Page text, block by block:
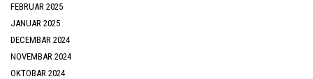
FEBRUAR 2025
JANUAR 2025
DECEMBAR 2024
NOVEMBAR 2024
OKTOBAR 2024